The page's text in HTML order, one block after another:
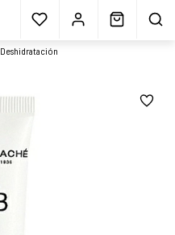
Muestras gratis Blog
Deshidratación